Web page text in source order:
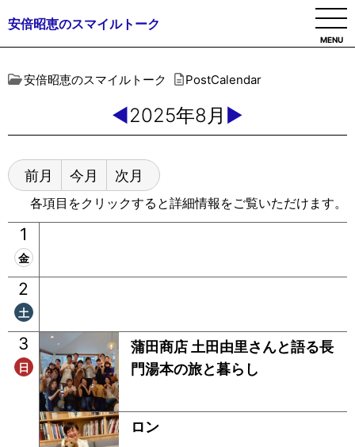
安倍昭恵のスマイルトーク
MENU
安倍昭恵のスマイルトーク PostCalendar
◀ 2025年8月 ▶
前月 今月 次月
各項目をクリックすると詳細情報をご覧いただけます。
1
金
2
土
3
日
蒲田商店 土田由里さんと語る長
門湯本の旅と暮らし
ロン